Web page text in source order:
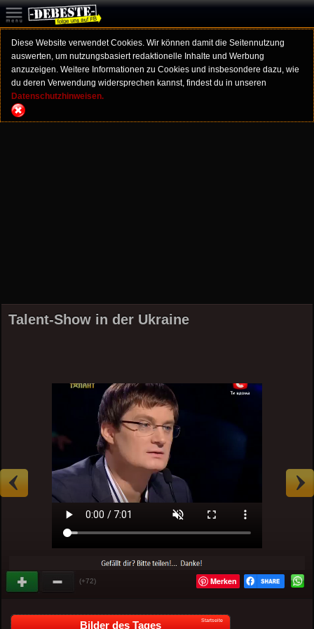
Diese Website verwendet Cookies. Wir können damit die Seitennutzung
auswerten, um nutzungsbasiert redaktionelle Inhalte und Werbung
anzuzeigen. Weitere Informationen zu Cookies und insbesondere dazu, wie
du deren Verwendung widersprechen kannst, findest du in unseren
Datenschutzhinweisen.
Talent-Show in der Ukraine
(+72) Merken
Bilder des Tages Startseite